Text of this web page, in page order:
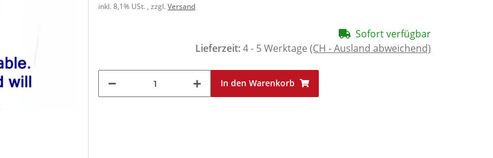
inkl. 8,1% USt. , zzgl.Versand
Sofort verfügbar
Lieferzeit:4 - 5 Werktage (CH - Ausland abweichend)
In den Warenkorb